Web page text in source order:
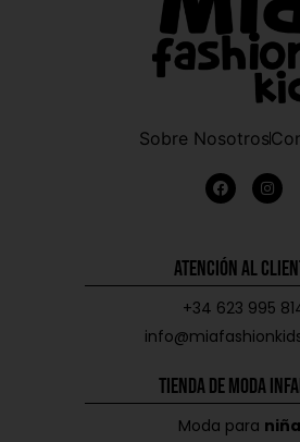
Sobre Nosotros
Atención al
+34 623 995
Tienda de Moda
Moda para